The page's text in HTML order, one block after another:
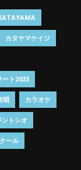
カタヤマケイジ
ート2023
唱 カラオケ
ントシオ
ール